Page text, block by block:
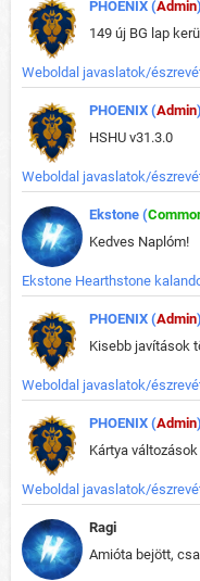
PHOENIX (Admin)
Weboldal javaslatok/
PHOENIX (Admin)
HSHU v31.3.0
Weboldal javaslatok/
Ekstone (
Kedves Naplóm!
Ekstone Hearthstone
PHOENIX (Admin)
Kisebb javítások
Weboldal javaslatok/
PHOENIX (Admin)
Weboldal javaslatok/
Ragi